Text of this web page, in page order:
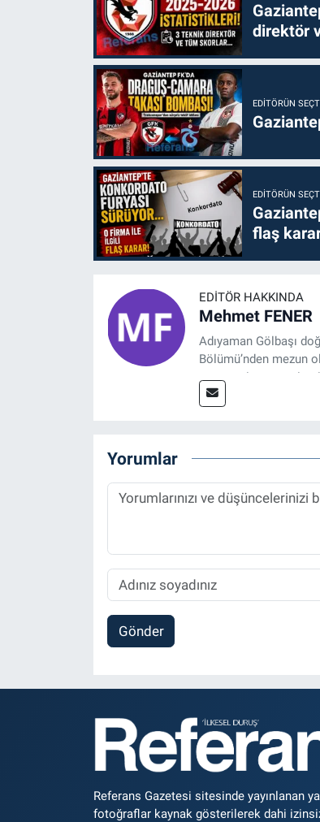
direktör
EDITÖRÜN
EDITÖRÜN
flaş
EDITÖR HAKKINDA
Mehmet FENER
Adıyaman Gölbaşı
Bölümü’nden mezun
tasarım, internet
Yorumlar
Gönder
Referans Gazetesi sitesinde yayınlanan
fotoğraflar kaynak gösterilerek dahi